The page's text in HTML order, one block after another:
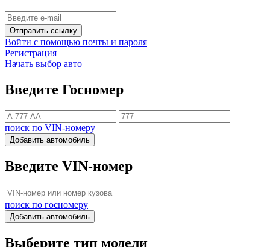
Отправить ссылку
Войти с помощью почты и пароля
Регистрация
Начать выбор авто
Введите Госномер
поиск по VIN-номеру
Добавить автомобиль
Введите VIN-номер
поиск по госномеру
Добавить автомобиль
Выберите тип модели